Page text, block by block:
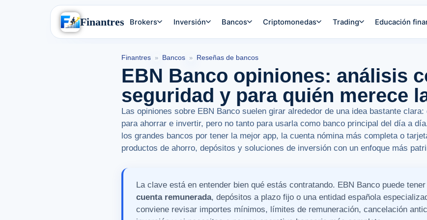
Finantres Brokers Inversión Bancos Criptomonedas Trading Educación
Finantres » Bancos » Reseñas de bancos
EBN Banco opiniones: análisis
seguridad y para quién merece
Las opiniones sobre EBN Banco suelen girar alrededor de una idea bastante
para ahorrar e invertir, pero no tanto para usarla como banco principal del día a
los grandes bancos por tener la mejor app, la cuenta nómina más completa o
productos de ahorro, depósitos y soluciones de inversión con un enfoque más
La clave está en entender bien qué estás contratando. EBN Banco puede
cuenta remunerada, depósitos a plazo fijo o una entidad española
conviene revisar importes mínimos, límites de remuneración, cancelación